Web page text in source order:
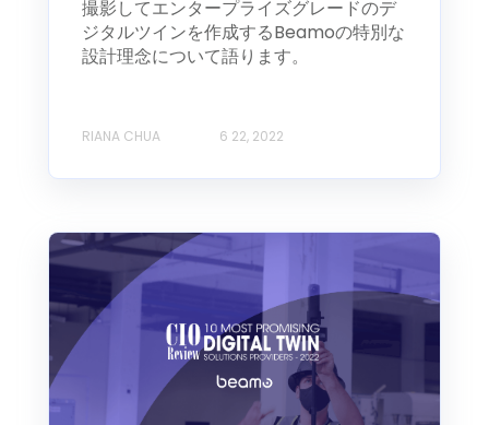
撮影してエンタープライズグレードのデ
ジタルツインを作成するBeamoの特別な
設計理念について語ります。
RIANA CHUA 6 22, 2022